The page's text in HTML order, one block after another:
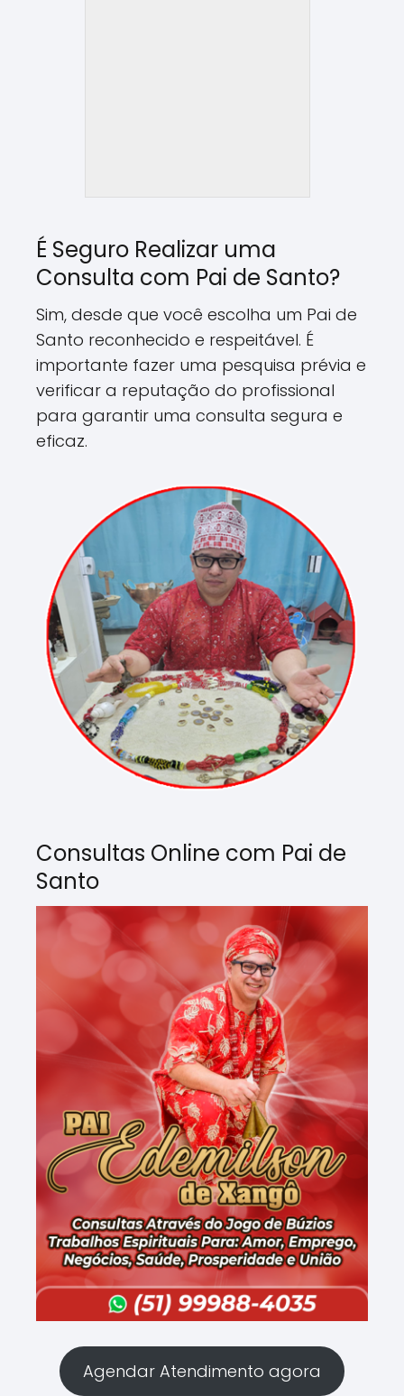
É Seguro Realizar uma
Consulta com Pai de Santo?
Sim, desde que você escolha um Pai de
Santo reconhecido e respeitável. É
importante fazer uma pesquisa prévia e
verificar a reputação do profissional
para garantir uma consulta segura e
eficaz.
Consultas Online com Pai de
Santo
Agendar Atendimento agora